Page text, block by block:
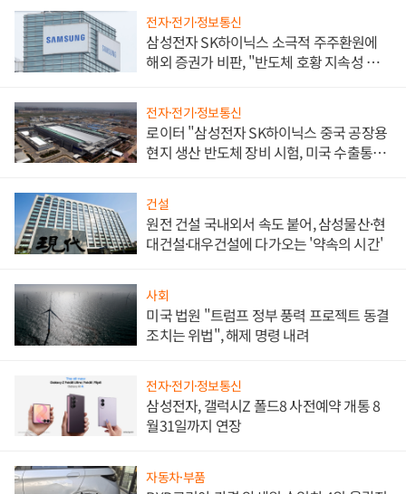
전자·전기·정보통신
삼성전자 SK하이닉스 소극적 주주환원에
해외 증권가 비판, "반도체 호황 지속성 의
전자·전기·정보통신
로이터 "삼성전자 SK하이닉스 중국 공장용
현지 생산 반도체 장비 시험, 미국 수출통제
건설
원전 건설 국내외서 속도 붙어, 삼성물산·현
대건설·대우건설에 다가오는 '약속의 시간'
사회
미국 법원 "트럼프 정부 풍력 프로젝트 동결
조치는 위법", 해제 명령 내려
전자·전기·정보통신
삼성전자, 갤럭시Z 폴드8 사전예약 개통 8
월31일까지 연장
자동차·부품